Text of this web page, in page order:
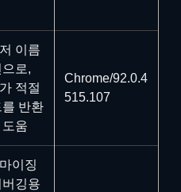
이름
로,
적절
반환
움
Chrome/92.0.4
515.107
이징
깅용